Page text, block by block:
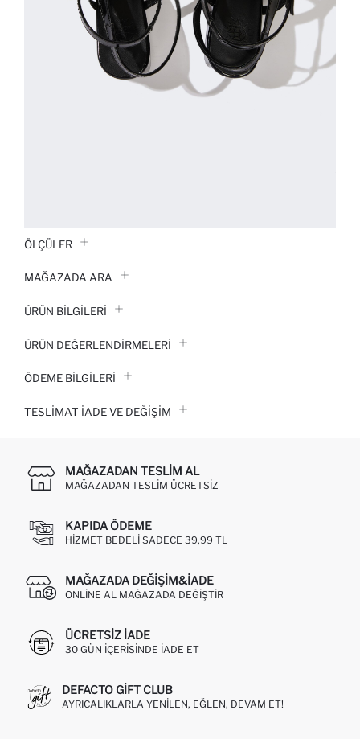
ÖLÇÜLER
MAĞAZADA ARA
ÜRÜN BILGILERI
ÜRÜN DEĞERLENDİRMELERİ
ÖDEME BİLGİLERİ
TESLIMAT İADE VE DEĞIŞIM
MAĞAZADAN TESLIM AL
MAĞAZADAN TESLIM ÜCRETSIZ
KAPIDA ÖDEME
HIZMET BEDELI SADECE 39,99 TL
MAĞAZADA DEĞIŞIM&İADE
ONLINE AL MAĞAZADA DEĞIŞTIR
ÜCRETSIZ IADE
30 GÜN IÇERISINDE IADE ET
DEFACTO GIFT CLUB
AYRICALIKLARLA YENILEN, EĞLEN, DEVAM ET!